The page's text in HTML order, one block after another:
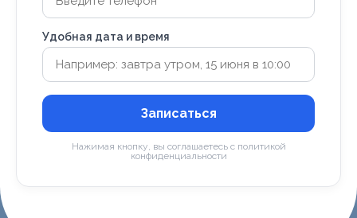
Удобная дата и время
Записаться
Нажимая кнопку, вы соглашаетесь с политикой
конфиденциальности